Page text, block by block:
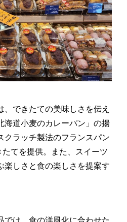
できたての美味しさを伝え
海道小麦のカレーパン」の揚
クラッチ製法のフランスパン
たてを提供。また、スイーツ
楽しさと食の楽しさを提案す